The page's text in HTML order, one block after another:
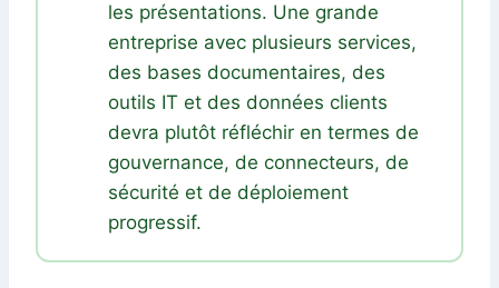
les présentations. Une grande
entreprise avec plusieurs services,
des bases documentaires, des
outils IT et des données clients
devra plutôt réfléchir en termes de
gouvernance, de connecteurs, de
sécurité et de déploiement
progressif.